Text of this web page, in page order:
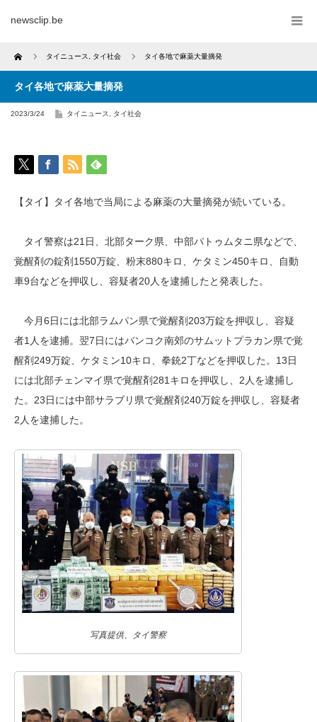
newsclip.be
Home タイニュース タイ社会 タイ各地で麻薬大量摘発
タイ各地で麻薬大量摘発
2023/3/24 タイニュース タイ社会
【タイ】タイ各地で当局による麻薬の大量摘発が続いている。
タイ警察は21日、北部ターク県、中部パトゥムタニ県などで、
覚醒剤の錠剤1550万錠、粉末880キロ、ケタミン450キロ、自動
車9台などを押収し、容疑者20人を逮捕したと発表した。
今月6日には北部ラムパン県で覚醒剤203万錠を押収し、容疑
者1人を逮捕。翌7日にはバンコク南郊のサムットプラカン県で覚
醒剤249万錠、ケタミン10キロ、拳銃2丁などを押収した。13日
には北部チェンマイ県で覚醒剤281キロを押収し、2人を逮捕し
た。23日には中部サラブリ県で覚醒剤240万錠を押収し、容疑者
2人を逮捕した。
写真提供、タイ警察